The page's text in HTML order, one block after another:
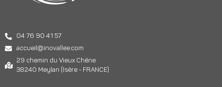
04 76 90 41 57
accueil@inovallee.com
29 chemin du Vieux Chêne
38240 Meylan (Isère - FRANCE)